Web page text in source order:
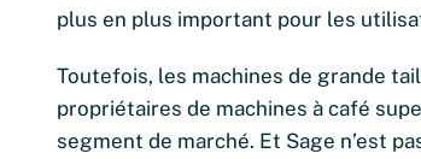
plus en plus important pour les
Toutefois, les machines de grande
propriétaires de machines à café
segment de marché. Et Sage n’est